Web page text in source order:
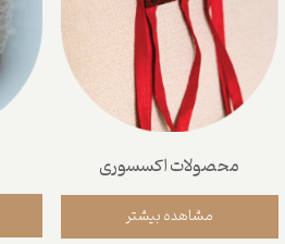
مشاهده بیشتر
محصولات اکسسوری